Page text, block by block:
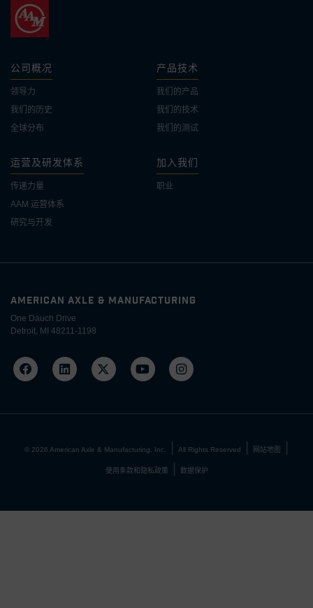
公司概况
领导力
我们的历史
全球分布
产品技术
我们的产品
我们的技术
我们的测试
运营及研发体系
传递力量
AAM 运营体系
研究与开发
加入我们
职业
AMERICAN AXLE & MANUFACTURING
One Dauch Drive
Detroit, MI 48211-1198
© 2026 American Axle & Manufacturing, Inc. All Rights Reserved 网站地图
使用条款和隐私政策 数据保护